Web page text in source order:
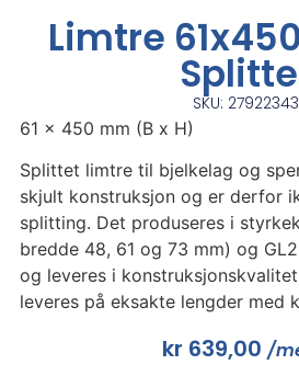
Limtre
SKU: 27922343
61 x 450 mm (B x H)
Splittet limtre til bjelkelag og
skjult konstruksjon og er derfor
splitting. Det produseres i
bredde 48, 61 og 73 mm) og
og leveres i
leveres på eksakte lengder med
kr 639,00 /